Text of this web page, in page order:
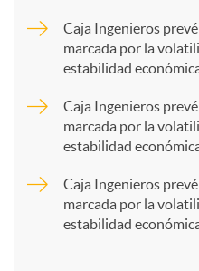
a
Caja Ingenieros
marcada por la
estabilidad
Caja Ingenieros
marcada por la
estabilidad
Caja Ingenieros
marcada por la
estabilidad